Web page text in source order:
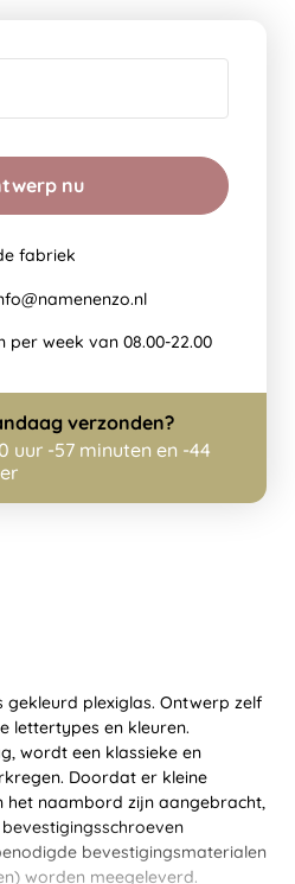
plexiglas. Ontwerp zelf
lettertypes en kleuren.
wordt een klassieke en
Doordat er kleine
het naambord zijn aangebracht,
bevestigingsmaterialen
worden meegeleverd.
nu
fabriek
per week van 08.00-22.00
verzonden?
uur -57 minuten en -45